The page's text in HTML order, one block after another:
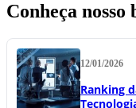
Conheça nosso
12/01/2026
Ranking